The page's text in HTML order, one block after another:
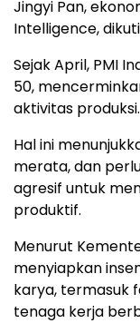
Jingyi Pan,
Intelligence,
Sejak April, PMI
50,
aktivitas produksi.
Hal ini
merata, dan
agresif untuk
produktif.
Menurut
menyiapkan
karya, termasuk
tenaga kerja